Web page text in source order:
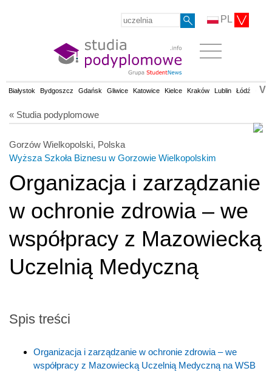
PL
Białystok Bydgoszcz Gdańsk Gliwice Katowice Kielce Kraków Lublin Łódź V
« Studia podyplomowe
Gorzów Wielkopolski, Polska
Wyższa Szkoła Biznesu w Gorzowie Wielkopolskim
Organizacja i zarządzanie
w ochronie zdrowia – we
współpracy z Mazowiecką
Uczelnią Medyczną
Spis treści
Organizacja i zarządzanie w ochronie zdrowia – we
współpracy z Mazowiecką Uczelnią Medyczną na WSB